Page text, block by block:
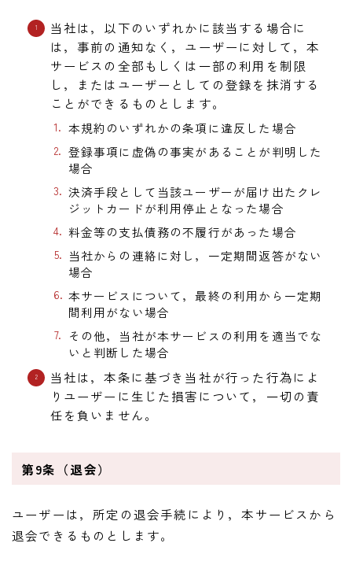
当社は，以下のいずれかに該当する場合に
は，事前の通知なく，ユーザーに対して，本
サービスの全部もしくは一部の利用を制限
し，またはユーザーとしての登録を抹消する
ことができるものとします。
本規約のいずれかの条項に違反した場合
登録事項に虚偽の事実があることが判明した
場合
決済手段として当該ユーザーが届け出たクレ
ジットカードが利用停止となった場合
料金等の支払債務の不履行があった場合
当社からの連絡に対し，一定期間返答がない
場合
本サービスについて，最終の利用から一定期
間利用がない場合
その他，当社が本サービスの利用を適当でな
いと判断した場合
当社は，本条に基づき当社が行った行為によ
りユーザーに生じた損害について，一切の責
任を負いません。
第9条（退会）
ユーザーは，所定の退会手続により，本サービスから
退会できるものとします。